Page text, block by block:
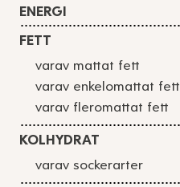
ENERGI
FETT
varav mattat fett
varav enkelomattat fett
varav fleromattat fett
KOLHYDRAT
varav sockerarter